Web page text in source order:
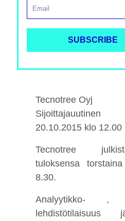
Tecnotree Oyj
Sijoittajauutinen
20.10.2015 klo 12.00
Tecnotree
tuloksensa
8.30.
Analyytikko- ,
lehdistötilaisuus